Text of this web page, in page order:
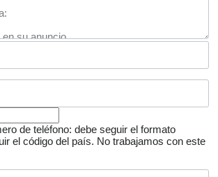
de teléfono: debe seguir el formato
el código del país. No trabajamos con este